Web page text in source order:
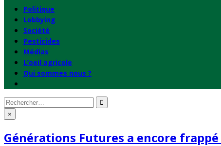
Politique
Lobbying
Société
Pesticides
Médias
L’oeil agricole
Qui sommes nous ?
Rechercher
: ×
Générations Futures a encore frappé